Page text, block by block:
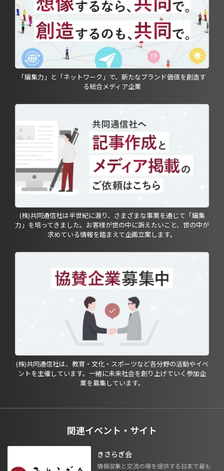
「編集力」と「ネットワーク」で、新たなブランド価値を創造す
る総合メディア企業
(株)共同通信社は半世紀に渡り、さまざまな事業を通じて「編集
力」を培ってきました。お客様が世の中に訴えたいこと、世の中が
求めている情報を踏まえて企画立案します。
(株)共同通信社は、教育・文化・スポーツなど各分野の活動やイベ
ントを主催しています。一緒に未来社会を創り上げていく参加企
業を募集しています。
関連イベント・サイト
きさらぎ会
情報収集と交流の場を提供する日本で最も